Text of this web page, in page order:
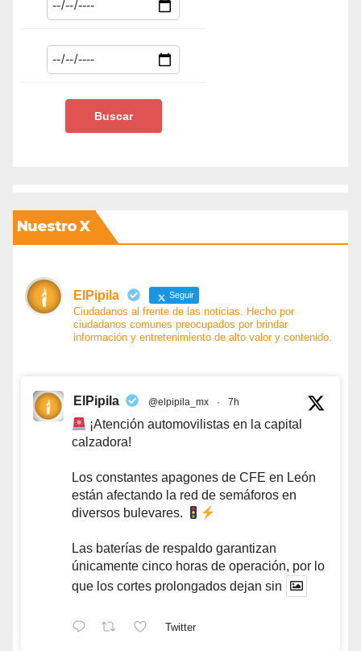
Nuestro X
ElPipila Seguir
Ciudadanos al frente de las noticias. Hecho por
ciudadanos comunes preocupados por brindar
información y entretenimiento de alto valor y contenido.
ElPipila @elpipila_mx · 7h
¡Atención automovilistas en la capital
calzadora!
Los constantes apagones de CFE en León
están afectando la red de semáforos en
diversos bulevares.
Las baterías de respaldo garantizan
únicamente cinco horas de operación, por lo
que los cortes prolongados dejan sin
Twitter